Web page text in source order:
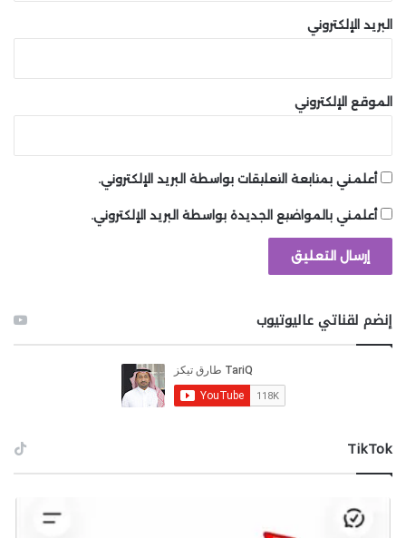
البريد الإلكتروني
الموقع الإلكتروني
أعلمني بمتابعة التعليقات بواسطة البريد الإلكتروني.
أعلمني بالمواضيع الجديدة بواسطة البريد الإلكتروني.
إنضم لقناتي عاليوتيوب
‫TikTok